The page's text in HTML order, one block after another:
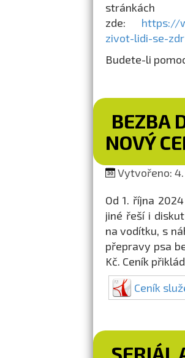
zde: https://
zivot-lidi-se-
Budete-li
BEZBA
NOVÝ
Vytvořeno: 4.
Od 1. října
jiné řeší i
na vodítku, s
přepravy psa
Kč. Ceník
Ceník
SERIÁL